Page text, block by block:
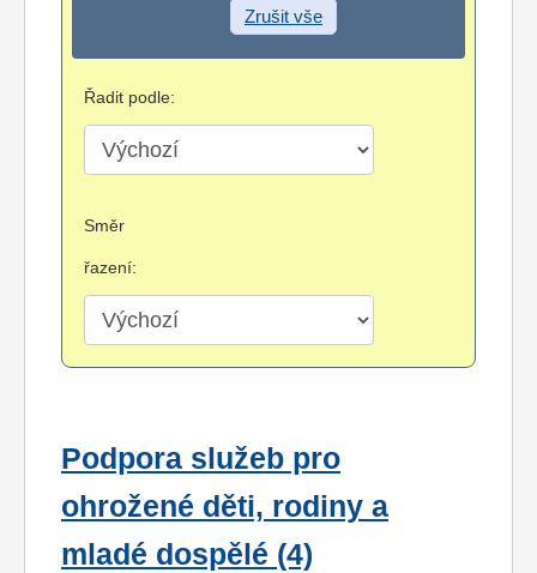
Zrušit vše
Řadit podle:
Směr
řazení:
Podpora služeb pro
ohrožené děti, rodiny a
mladé dospělé (4)